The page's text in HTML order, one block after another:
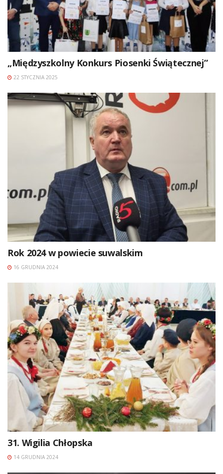
„Międzyszkolny Konkurs Piosenki Świątecznej”
22 STYCZNIA 2025
Rok 2024 w powiecie suwalskim
16 GRUDNIA 2024
31. Wigilia Chłopska
14 GRUDNIA 2024